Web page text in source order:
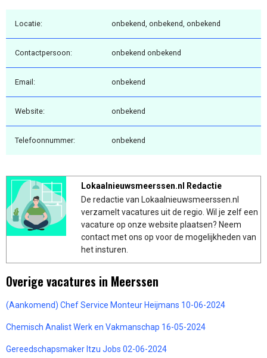
Locatie: onbekend, onbekend, onbekend
Contactpersoon: onbekend onbekend
Email: onbekend
Website: onbekend
Telefoonnummer: onbekend
Lokaalnieuwsmeerssen.nl Redactie
De redactie van Lokaalnieuwsmeerssen.nl
verzamelt vacatures uit de regio. Wil je zelf een
vacature op onze website plaatsen? Neem
contact met ons op voor de mogelijkheden van
het insturen.
Overige vacatures in Meerssen
(Aankomend) Chef Service Monteur Heijmans 10-06-2024
Chemisch Analist Werk en Vakmanschap 16-05-2024
Gereedschapsmaker Itzu Jobs 02-06-2024